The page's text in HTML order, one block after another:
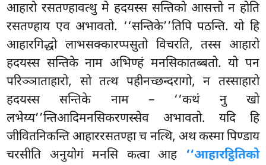
आहारो रसतण्हावत्थु मे हदयस्स सन्तिको आसत्तो न होति
रसतण्हाय एव अभावतो. ‘‘सन्तिके’’तिपि पठन्ति. यो हि
आहारगिद्धो लाभसक्कारप्पसुतो विचरति, तस्स आहारो
हदयस्स सन्तिके नाम अभिण्हं मनसिकातब्बतो. यो पन
परिञ्ञाताहारो, सो तत्थ पहीनच्छन्दरागो, न तस्साहारो
हदयस्ससन्तिके नाम – ‘‘कथं नु खो
लभेय्य’’न्तिआदिमनसिकरणस्सेव अभावतो. यदि हि
जीवितनिकन्ति आहाररसतण्हा च नत्थि, अथ कस्मा पिण्डाय
चरसीति अनुयोगं मनसि कत्वा आह ‘‘आहारट्ठितिको